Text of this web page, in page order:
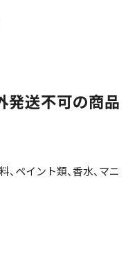
発送不可の商品
、ペイント類、香水、マニ